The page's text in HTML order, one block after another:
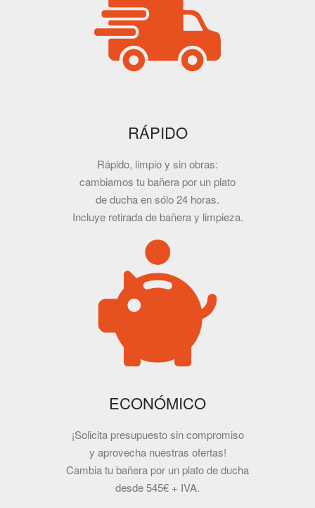
RÁPIDO
Rápido, limpio y sin obras:
cambiamos tu bañera por un plato
de ducha en sólo 24 horas.
Incluye retirada de bañera y limpieza.
ECONÓMICO
¡Solicita presupuesto sin compromiso
y aprovecha nuestras ofertas!
Cambia tu bañera por un plato de ducha
desde 545€ + IVA.